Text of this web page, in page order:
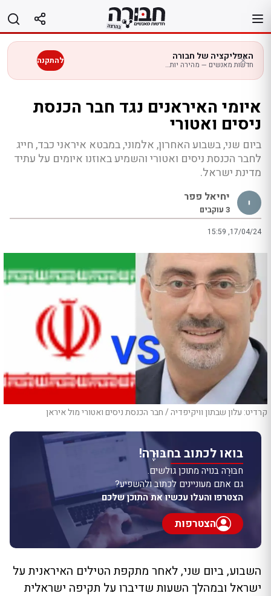
לתוכן
האפליקציה של חבורה
חדשות מאנשים — מהירה יותר בנייד להתקנה
איומי האיראנים נגד חבר הכנסת
ניסים ואטורי
ביום שני, בשבוע האחרון, אלמוני, במבטא איראני כבד, חייג
לחבר הכנסת ניסים ואטורי והשמיע באוזנו איומים על עתיד
מדינת ישראל.
יחיאל פפר
3 עוקבים
15:59 ,17/04/24
קרדיט: עלון שבתון וויקיפדיה / חבר הכנסת ניסים ואטורי מול איראן
בואו לכתוב בחבּוּרֶה!
חבּוּרֶה בנויה מתוכן גולשים.
גם אתם מעוניינים לכתוב ולהשפיע?
הצטרפו והעלו עכשיו את התוכן שלכם
הצטרפות
השבוע, ביום שני, לאחר מתקפת הטילים האיראנית על
ישראל ובמהלך השעות שדיברו על תקיפה ישראלית